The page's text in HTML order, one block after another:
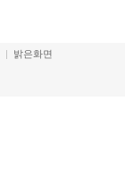
밝은화면